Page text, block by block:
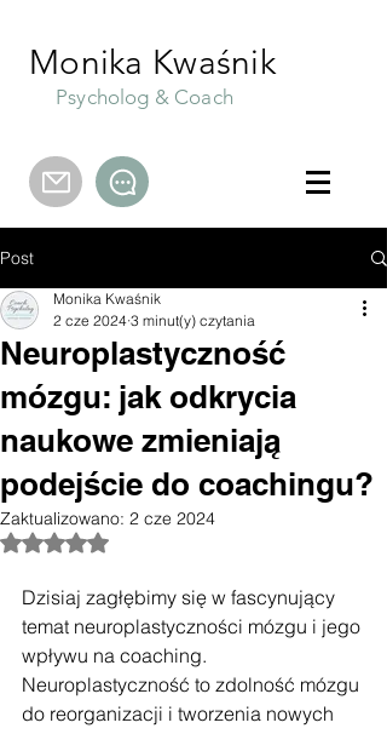
Monika Kwaśnik
Psycholog & Coach
Post
Neuroplastyczność
mózgu: jak odkrycia
naukowe zmieniają
podejście do coachingu?
Monika Kwaśnik
2 cze 2024 3 minut(y) czytania
Zaktualizowano: 2 cze 2024
Oceniono na NaN z 5 gwiazdek.
Dzisiaj zagłębimy się w fascynujący
temat neuroplastyczności mózgu i jego
wpływu na coaching.
Neuroplastyczność to zdolność mózgu
do reorganizacji i tworzenia nowych